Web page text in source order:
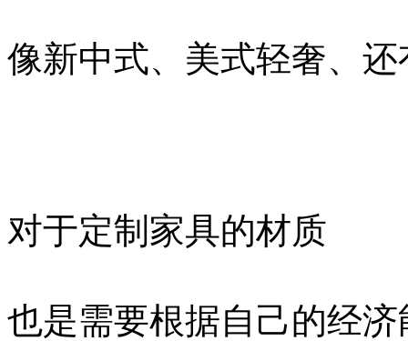
像新中式、美式轻奢、
对于定制家具的材质
也是需要根据自己的经